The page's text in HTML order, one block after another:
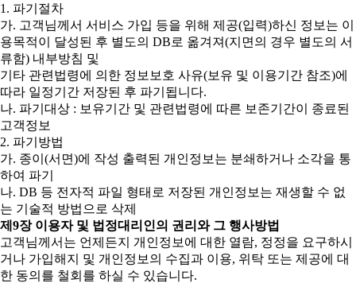
1. 파기절차
가. 고객님께서 서비스 가입 등을 위해 제공(입력)하신 정보는 이
용목적이 달성된 후 별도의 DB로 옮겨져(지면의 경우 별도의 서
류함) 내부방침 및
기타 관련법령에 의한 정보보호 사유(보유 및 이용기간 참조)에
따라 일정기간 저장된 후 파기됩니다.
나. 파기대상 : 보유기간 및 관련법령에 따른 보존기간이 종료된
고객정보
2. 파기방법
가. 종이(서면)에 작성 출력된 개인정보는 분쇄하거나 소각을 통
하여 파기
나. DB 등 전자적 파일 형태로 저장된 개인정보는 재생할 수 없
는 기술적 방법으로 삭제
제9장 이용자 및 법정대리인의 권리와 그 행사방법
고객님께서는 언제든지 개인정보에 대한 열람, 정정을 요구하시
거나 가입해지 및 개인정보의 수집과 이용, 위탁 또는 제공에 대
한 동의를 철회를 하실 수 있습니다.